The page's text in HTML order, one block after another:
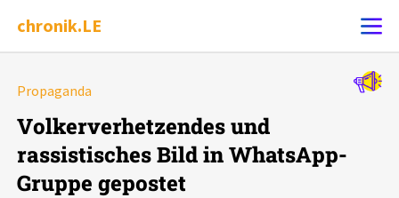
chronik.LE
Chronik
Propaganda
Volkerverhetzendes und
rassistisches Bild in WhatsApp-
Gruppe gepostet
Alle Ereignisse
Ereignisse
Ereignisse Statistik